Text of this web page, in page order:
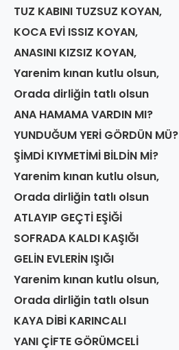
TUZ KABINI TUZSUZ KOYAN,
KOCA EVİ ISSIZ KOYAN,
ANASINI KIZSIZ KOYAN,
Yarenim kınan kutlu olsun,
Orada dirliğin tatlı olsun
ANA HAMAMA VARDIN MI?
YUNDUĞUM YERİ GÖRDÜN MÜ?
ŞİMDİ KIYMETİMİ BİLDİN Mİ?
Yarenim kınan kutlu olsun,
Orada dirliğin tatlı olsun
ATLAYIP GEÇTİ EŞİĞİ
SOFRADA KALDI KAŞIĞI
GELİN EVLERİN IŞIĞI
Yarenim kınan kutlu olsun,
Orada dirliğin tatlı olsun
KAYA DİBİ KARINCALI
YANI ÇİFTE GÖRÜMCELİ